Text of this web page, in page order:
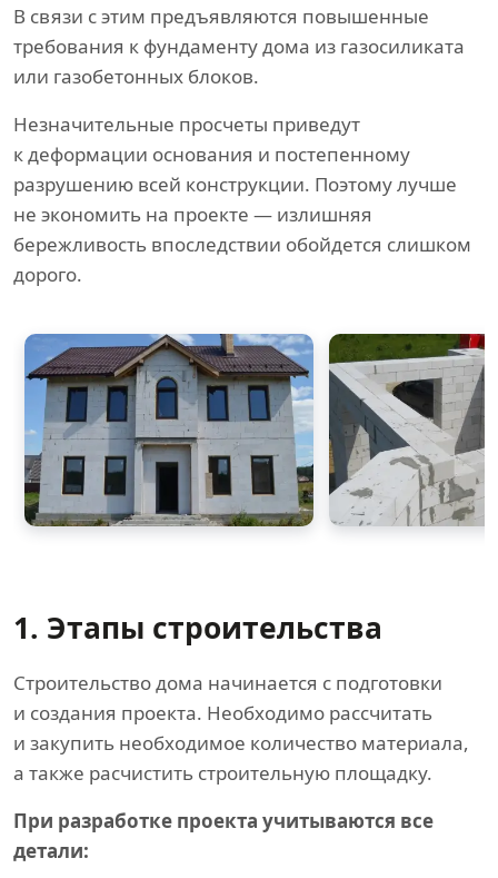
В связи с этим предъявляются повышенные
требования к фундаменту дома из газосиликата
или газобетонных блоков.
Незначительные просчеты приведут
к деформации основания и постепенному
разрушению всей конструкции. Поэтому лучше
не экономить на проекте — излишняя
бережливость впоследствии обойдется слишком
дорого.
1. Этапы строительства
Строительство дома начинается с подготовки
и создания проекта. Необходимо рассчитать
и закупить необходимое количество материала,
а также расчистить строительную площадку.
При разработке проекта учитываются все
детали: